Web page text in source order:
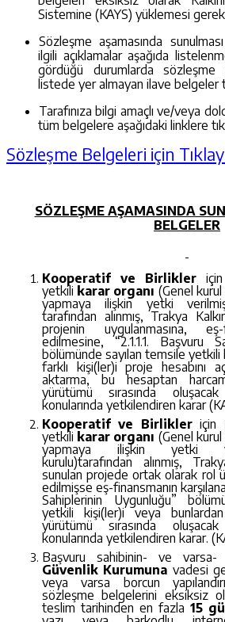
Sistemine (KAYS) yüklemesi
Sözleşme aşamasında
ilgili açıklamalar aşağıda
gördüğü durumlarda sözleşme
listede yer almayan ilave belgeler
Tarafınıza bilgi amaçlı ve/veya
tüm belgelere aşağıdaki linklere
Sözleşme Belgeleri için
SÖZLEŞME AŞAMASINDA
BELGELER
Kooperatif ve Birlikleriçin
yetkili karar organı (Genel kurul
yapmaya ilişkin yetki
tarafından alınmış, Trakya
projenin uygulanmasına,
edilmesine, “2.1.1.1. Başvuru
bölümünde sayılan temsile yetkili
farklı kişi(ler)i proje hesabını
aktarma, bu hesaptan
yürütümü sırasında
konularında yetkilendiren karar
Kooperatif ve Birlikleriçin
yetkili karar organı (Genel kurul
yapmaya ilişkin yetki
kurulu)tarafından alınmış,
sunulan projede ortak olarak rol
edilmişse eş-finansmanın
Sahiplerinin Uygunluğu”
yetkili kişi(ler)i veya
yürütümü sırasında
konularında yetkilendiren karar.
Başvuru sahibinin- ve varsa-
Güvenlik Kurumuna vadesi
veya varsa borcun
sözleşme belgelerini eksiksiz
teslim tarihinden en fazla 15